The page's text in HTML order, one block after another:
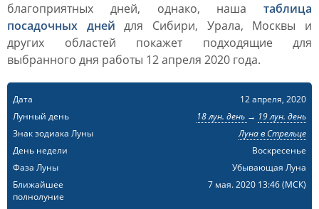
благоприятных дней, однако, наша таблица
посадочных дней для Сибири, Урала, Москвы и
других областей покажет подходящие для
выбранного дня работы 12 апреля 2020 года.
Дата
12 апреля, 2020
Лунный день
18 лун. день → 19 лун. день
Знак зодиака Луны
Луна в Стрельце
День недели
Воскресенье
Фаза Луны
Убывающая Луна
Ближайшее
полнолуние
7 мая. 2020 13:46(МСК)